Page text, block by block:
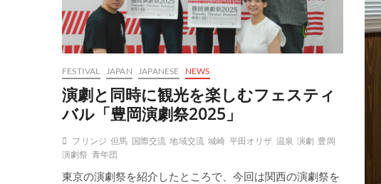
FESTIVAL JAPAN JAPANESE NEWS
演劇と同時に観光を楽しむフェスティ
バル「豊岡演劇祭2025」
フリンジ 但馬 国際交流 地域交流 城崎 平田オリザ 温泉 演劇 豊岡
演劇祭 青年団
東京の演劇祭を紹介したところで、今回は関西の演劇祭を